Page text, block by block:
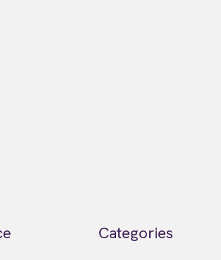
Categories